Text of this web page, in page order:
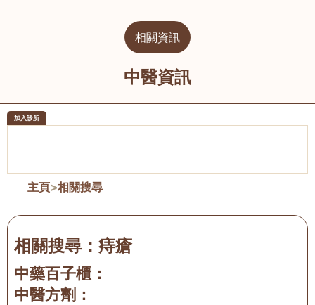
相關資訊
中醫資訊
加入診所
主頁>相關搜尋
相關搜尋： 痔瘡
中藥百子櫃：
中醫方劑：